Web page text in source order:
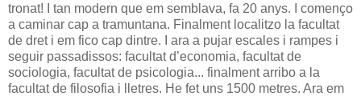
tronat! I tan modern que em semblava, fa 20 anys. I començo
a caminar cap a tramuntana. Finalment localitzo la facultat
de dret i em fico cap dintre. I ara a pujar escales i rampes i
seguir passadissos: facultat d’economia, facultat de
sociologia, facultat de psicologia... finalment arribo a la
facultat de filosofia i lletres. He fet uns 1500 metres. Ara em